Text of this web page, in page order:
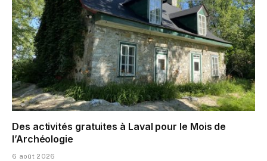
Des activités gratuites à Laval pour le Mois de
l’Archéologie
6 août 2026